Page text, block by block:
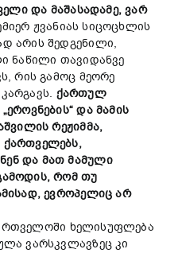
და მაშასადამე, ვარ
ჟვანიას სიცოცხლის
არის შედგენილი,
ნაწილი თავიდანვე
რის გამოც მეორე
ქართულ
და მამის
რეჟიმმა,
და მათ მამული
რომ თუ
ევროპელიც არ
ხელისუფლება
ვარსკვლავზეც კი